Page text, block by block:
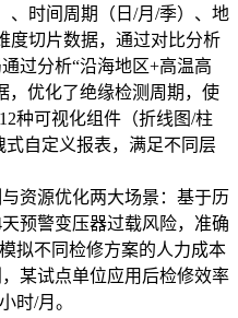
、时间周期（日/月/季）、地
度切片数据，通过对比分析
过分析“沿海地区+高温高
，优化了绝缘检测周期，使
种可视化组件（折线图/柱
自定义报表，满足不同层
资源优化两大场景：基于历
预警变压器过载风险，准确
拟不同检修方案的人力成本
某试点单位应用后检修效率
时/月。